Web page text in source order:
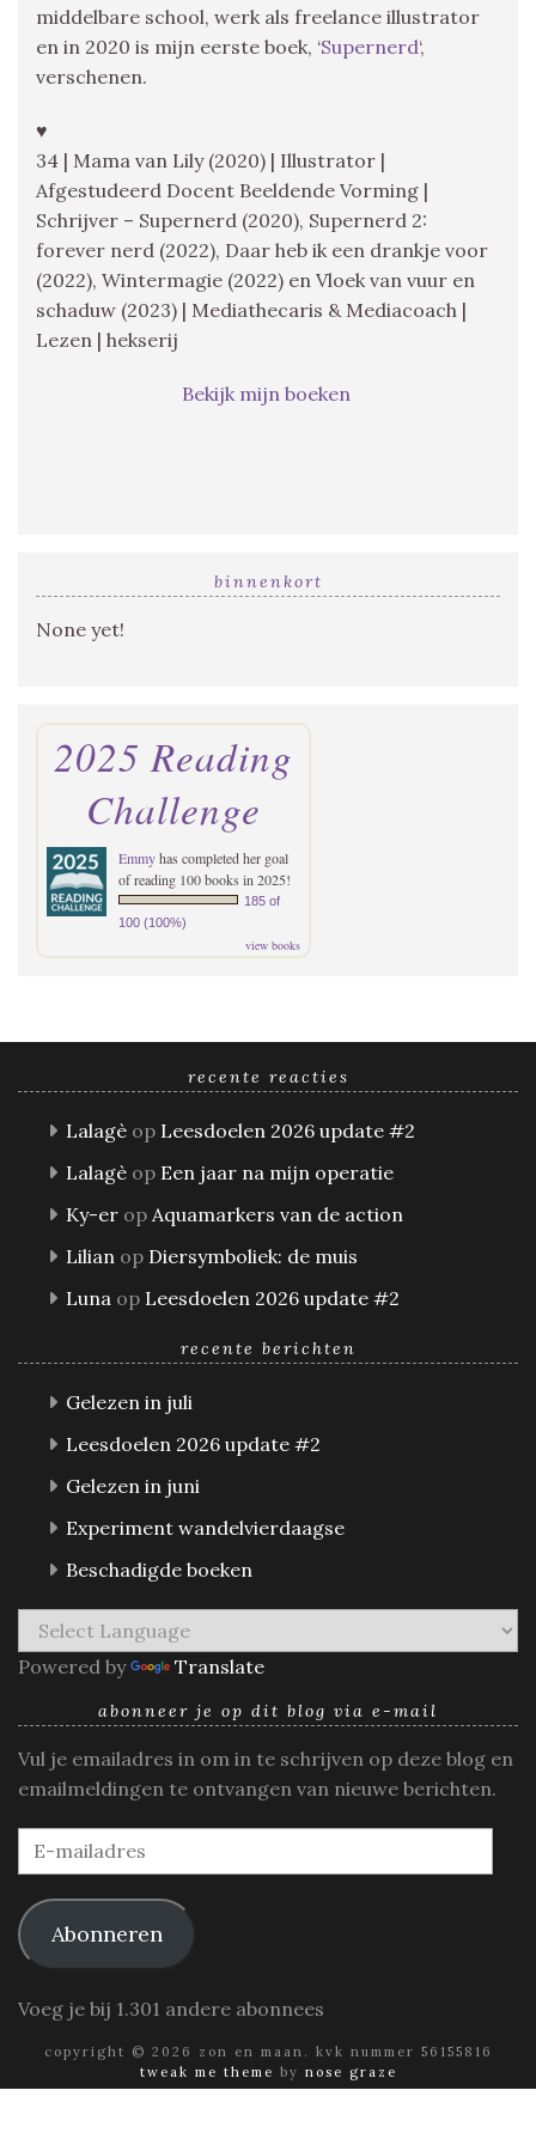
middelbare school, werk als freelance illustrator
en in 2020 is mijn eerste boek, ‘Supernerd‘,
verschenen.
♥
34 | Mama van Lily (2020) | Illustrator |
Afgestudeerd Docent Beeldende Vorming |
Schrijver – Supernerd (2020), Supernerd 2:
forever nerd (2022), Daar heb ik een drankje voor
(2022), Wintermagie (2022) en Vloek van vuur en
schaduw (2023) | Mediathecaris & Mediacoach |
Lezen | hekserij
Bekijk mijn boeken
binnenkort
None yet!
2025 Reading
Challenge
Emmyhas completed her goal
of reading 100 books in 2025!
185 of
100 (100%)
view books
recente reacties
Lalagè op Leesdoelen 2026 update #2
Lalagè op Een jaar na mijn operatie
Ky-er op Aquamarkers van de action
Lilian op Diersymboliek: de muis
Luna op Leesdoelen 2026 update #2
recente berichten
Gelezen in juli
Leesdoelen 2026 update #2
Gelezen in juni
Experiment wandelvierdaagse
Beschadigde boeken
Powered by Translate
abonneer je op dit blog via e-mail
Vul je emailadres in om in te schrijven op deze blog en
emailmeldingen te ontvangen van nieuwe berichten.
E-
mailadres
Abonneren
Voeg je bij 1.301 andere abonnees
copyright © 2026 zon en maan. kvk nummer 56155816
tweak me theme by nose graze